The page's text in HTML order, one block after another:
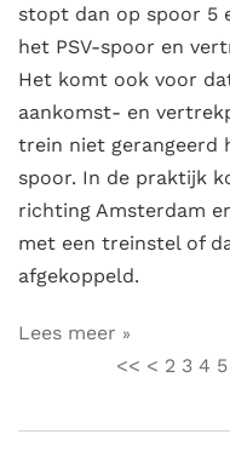
stopt dan op spoor 5
het PSV-spoor en
Het komt ook voor
aankomst- en
trein niet gerangeerd
spoor. In de praktijk
richting Amsterdam
met een treinstel of
afgekoppeld.
Lees meer
<< < 2 3 4 5